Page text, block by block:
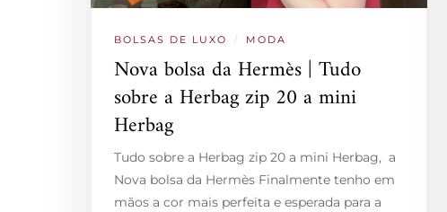
BOLSAS DE LUXO / MODA
Nova bolsa da Hermès | Tudo
sobre a Herbag zip 20 a mini
Herbag
Tudo sobre a Herbag zip 20 a mini Herbag, a
Nova bolsa da Hermès Finalmente tenho em
mãos a cor mais perfeita e esperada para a